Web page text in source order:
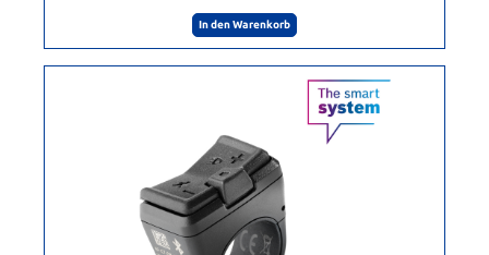
In den Warenkorb